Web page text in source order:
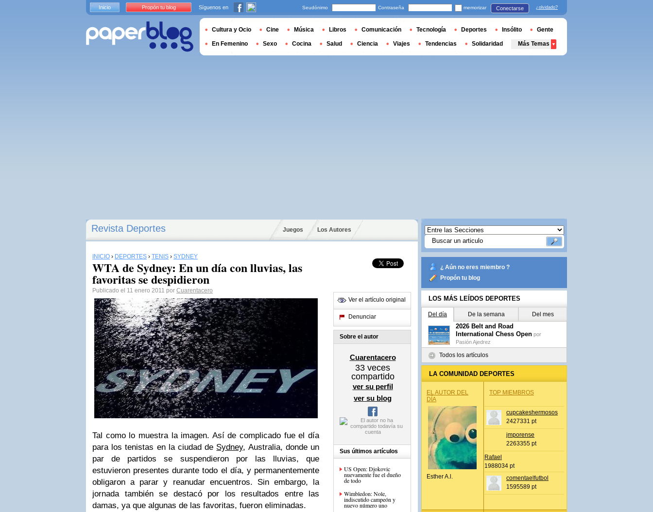
Revista Deportes Juegos Los Autores
INICIO › DEPORTES › TENIS › SYDNEY
WTA de Sydney: En un día con lluvias, las
favoritas se despidieron
Publicado el 11 enero 2011 por Cuarentacero
Tal como lo muestra la imagen. Así de complicado fue el día
para los tenistas en la ciudad de Sydney, Australia, donde un
par de partidos se suspendieron por las lluvias, que
estuvieron presentes durante todo el día, y permanentemente
obligaron a parar y reanudar encuentros. Sin embargo, la
jornada también se destacó por los resultados entre las
damas, ya que algunas de las favoritas, fueron eliminadas.
Ver el artículo original
Denunciar
Sobre el autor
Cuarentacero
33 veces
compartido
ver su perfil
ver su blog
Sus últimos artículos
US Open: Djokovic
nuevamente fue el dueño
de todo
Wimbledon: Nole,
indiscutido campeón y
nuevo número uno
¿ Aún no eres miembro ?
Propón tu blog
LOS MÁS LEÍDOS DEPORTES
Del día De la semana Del mes
2026 Belt and Road
International Chess Open por
Pasión Ajedrez
Todos los artículos
LA COMUNIDAD DEPORTES
EL AUTOR DEL
DÍA
Esther A.l.
TOP MIEMBROS
cupcakeshermosos
2427331 pt
jmporense
2263355 pt
Rafael
1988034 pt
comentaelfutbol
1595589 pt
Inicio Propón tu blog Síguenos en Seudónimo Contraseña memorizar Conectarse ¿olvidado?
Cultura y Ocio Cine Música Libros Comunicación Tecnología Deportes Insólito Gente
En Femenino Sexo Cocina Salud Ciencia Viajes Tendencias Solidaridad Más Temas